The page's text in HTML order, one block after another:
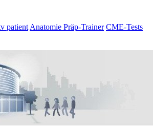
patient Anatomie Präp-Trainer CME-Tests